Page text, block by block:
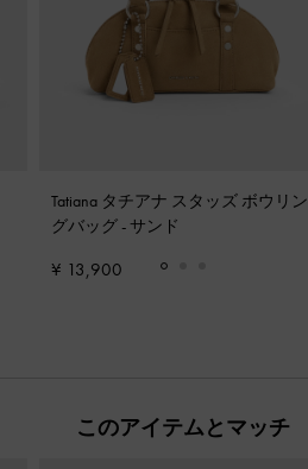
Tatiana タチアナ スタッズ ボウリン
グバッグ -サンド
¥ 13,900
このアイテムとマッチ